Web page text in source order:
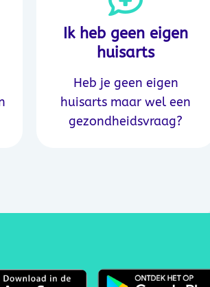
Ik heb geen eigen
huisarts
Heb je geen eigen
huisarts maar wel een
gezondheidsvraag?